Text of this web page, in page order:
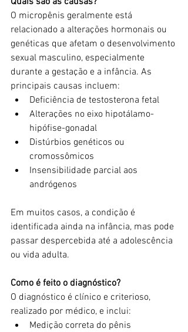
O micropênis geralmente está
relacionado a alterações hormonais ou
genéticas que afetam o desenvolvimento
sexual masculino, especialmente
durante a gestação e a infância. As
principais causas incluem:
Deficiência de testosterona fetal
Alterações no eixo hipotálamo-
hipófise-gonadal
Distúrbios genéticos ou
cromossômicos
Insensibilidade parcial aos
andrógenos
Em muitos casos, a condição é
identificada ainda na infância, mas pode
passar despercebida até a adolescência
ou vida adulta.
Como é feito o diagnóstico?
O diagnóstico é clínico e criterioso,
realizado por médico, e inclui:
Medição correta do pênis